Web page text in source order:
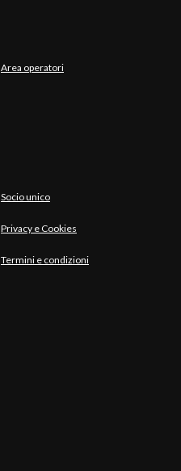
Area operatori
Socio unico
Privacy e Cookies
Termini e condizioni